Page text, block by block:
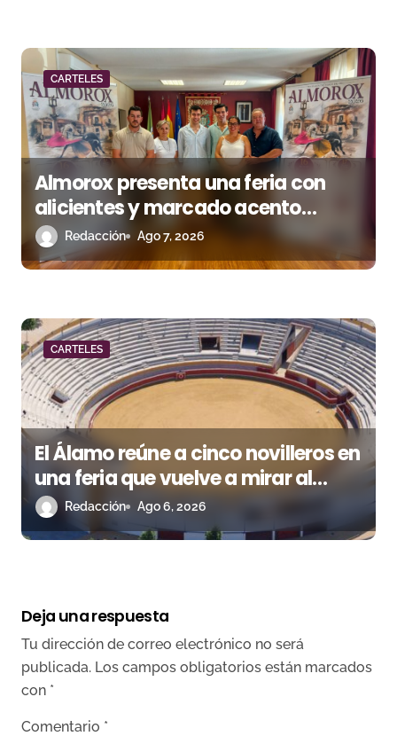
a
d
a
s
CARTELES
Almorox presenta una feria con
alicientes y marcado acento
toristaRedacción Ago 7, 2026
CARTELES
El Álamo reúne a cinco novilleros en
una feria que vuelve a mirar al
futuroRedacción Ago 6, 2026
Deja una respuesta
Tu dirección de correo electrónico no será
publicada. Los campos obligatorios están marcados
con *
Comentario *